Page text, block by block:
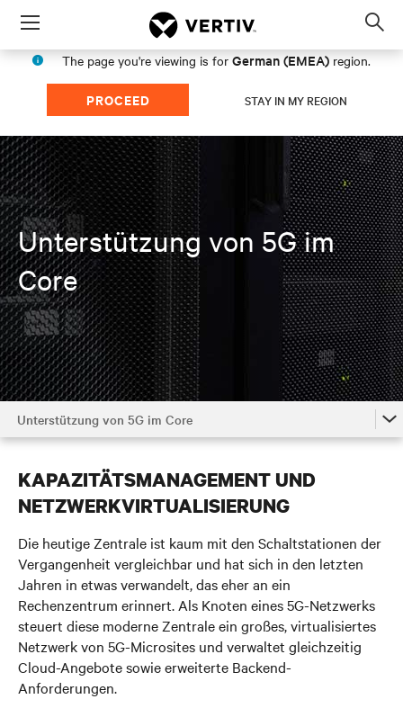
Menu
The page you're viewing is for German (EMEA) region.
PROCEED STAY IN MY REGION
Unterstützung von 5G im
Core
Unterstützung von 5G im Core
5G im Zugangsnetz
Unterstützung von 5G im Core
Video Ansehen
Kontaktieren Sie uns
KAPAZITÄTSMANAGEMENT UND
NETZWERKVIRTUALISIERUNG
Die heutige Zentrale ist kaum mit den Schaltstationen der
Vergangenheit vergleichbar und hat sich in den letzten
Jahren in etwas verwandelt, das eher an ein
Rechenzentrum erinnert. Als Knoten eines 5G-Netzwerks
steuert diese moderne Zentrale ein großes, virtualisiertes
Netzwerk von 5G-Microsites und verwaltet gleichzeitig
Cloud-Angebote sowie erweiterte Backend-
Anforderungen.